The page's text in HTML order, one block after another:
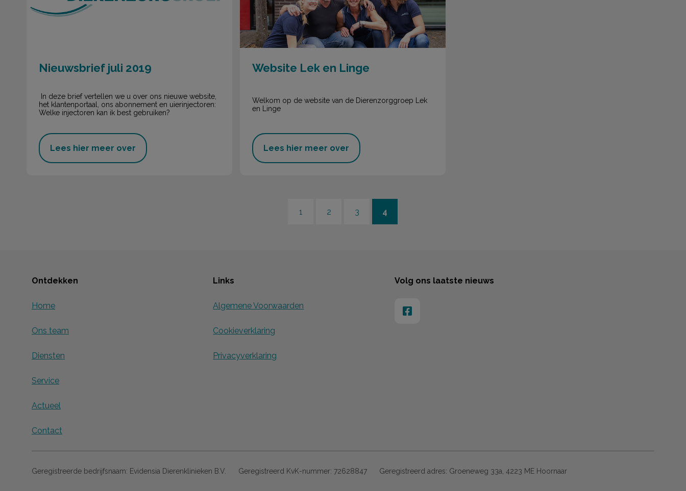
Nieuwsbrief juli 2019
In deze brief vertellen we u over ons nieuwe website,
het klantenportaal, ons abonnement en uierinjectoren:
Welke injectoren kan ik best gebruiken?
Lees hier meer over
Website Lek en Linge
Welkom op de website van de Dierenzorggroep Lek
en Linge
Lees hier meer over
1 2 3 4
Ontdekken
Home
Ons team
Diensten
Service
Actueel
Contact
Links
Algemene Voorwaarden
Cookieverklaring
Privacyverklaring
Volg ons laatste nieuws
Geregistreerde bedrijfsnaam: Evidensia Dierenklinieken B.V. Geregistreerd KvK-nummer: 72628847 Geregistreerd adres: Groeneweg 33a, 4223 ME Hoornaar